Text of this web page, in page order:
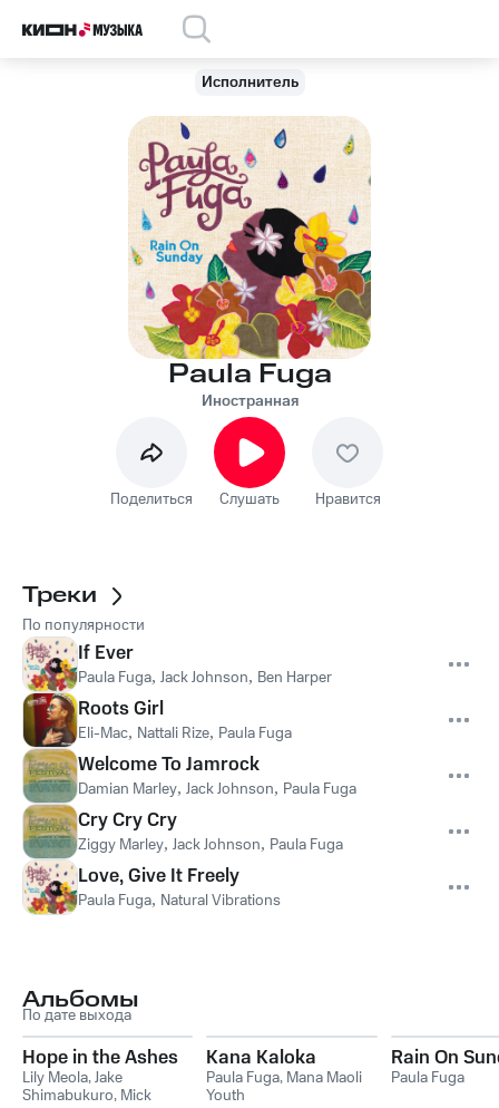
Исполнитель
Paula Fuga
Иностранная
Поделиться Слушать Нравится
Треки
По популярности
If Ever
Paula Fuga, Jack Johnson, Ben Harper
Roots Girl
Eli-Mac, Nattali Rize, Paula Fuga
Welcome To Jamrock
Damian Marley, Jack Johnson, Paula Fuga
Cry Cry Cry
Ziggy Marley, Jack Johnson, Paula Fuga
Love, Give It Freely
Paula Fuga, Natural Vibrations
Альбомы
По дате выхода
Hope in the Ashes
Lily Meola,Jake
Shimabukuro, Mick
Kana Kaloka
Paula Fuga, Mana Maoli
Youth
Rain On
Paula Fuga